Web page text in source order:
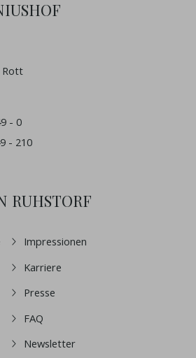
Rott
- 0
- 210
RUHSTORF
Impressionen
Karriere
Presse
FAQ
Newsletter